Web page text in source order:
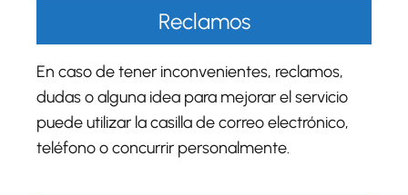
Reclamos
En caso de tener inconvenientes, reclamos,
dudas o alguna idea para mejorar el servicio
puede utilizar la casilla de correo electrónico,
teléfono o concurrir personalmente.